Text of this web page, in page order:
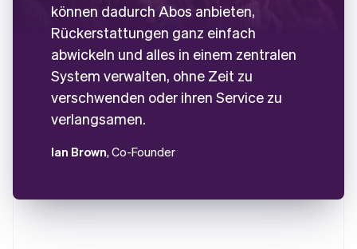
können dadurch Abos anbieten,
Rückerstattungen ganz einfach
abwickeln und alles in einem zentralen
System verwalten, ohne Zeit zu
verschwenden oder ihren Service zu
verlangsamen.
Ian Brown, Co-Founder